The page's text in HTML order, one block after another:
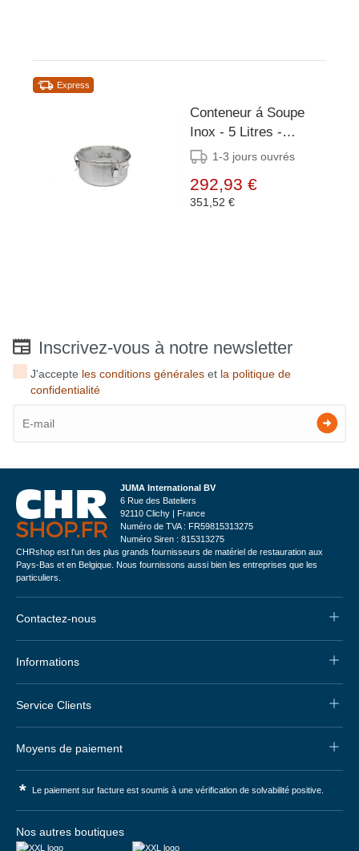
Express
Conteneur á Soupe
Inox - 5 Litres -
Poignées Latérales -
1-3 jours ouvrés
292,93 €
351,52 €
Inscrivez-vous à notre newsletter
J'accepte les conditions générales et la politique de
confidentialité
JUMA International BV
6 Rue des Bateliers
92110 Clichy | France
Numéro de TVA : FR59815313275
Numéro Siren : 815313275
CHRshop est l'un des plus grands fournisseurs de matériel de restauration aux
Pays-Bas et en Belgique. Nous fournissons aussi bien les entreprises que les
particuliers.
Contactez-nous
Informations
Service Clients
Moyens de paiement
* Le paiement sur facture est soumis à une vérification de solvabilité positive.
Nos autres boutiques